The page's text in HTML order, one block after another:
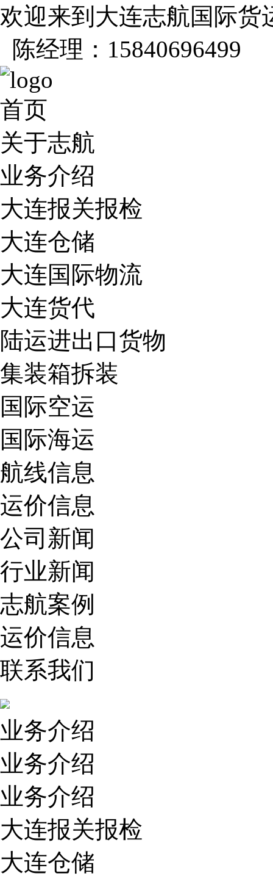
欢迎来到大连志航国际货
陈经理：15840696499
首页
关于志航
业务介绍
大连报关报检
大连仓储
大连国际物流
大连货代
陆运进出口货物
集装箱拆装
国际空运
国际海运
航线信息
运价信息
公司新闻
行业新闻
志航案例
运价信息
联系我们
业务介绍
业务介绍
业务介绍
大连报关报检
大连仓储